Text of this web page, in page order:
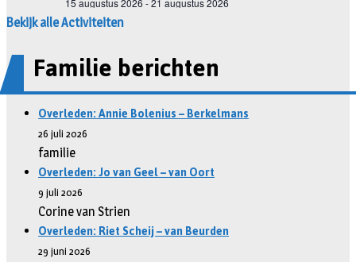
Bekijk alle Activiteiten
Familie berichten
Overleden: Annie Bolenius – Berkelmans
26 juli 2026
familie
Overleden: Jo van Geel – van Oort
9 juli 2026
Corine van Strien
Overleden: Riet Scheij – van Beurden
29 juni 2026